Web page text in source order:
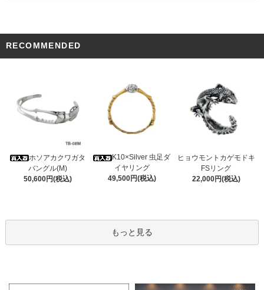
RECOMMENDED
ホソアカクワガタ
バングル(M)
50,600円(税込)
K10×Silver 虫足ダ
イヤリング
49,500円(税込)
ヒョウモントカゲモドキ
FSリング
22,000円(税込)
もっと見る